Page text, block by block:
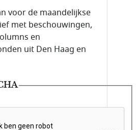
van de abonnee.
voor de maandelijkse
met beschouwingen,
en
uit Den Haag en